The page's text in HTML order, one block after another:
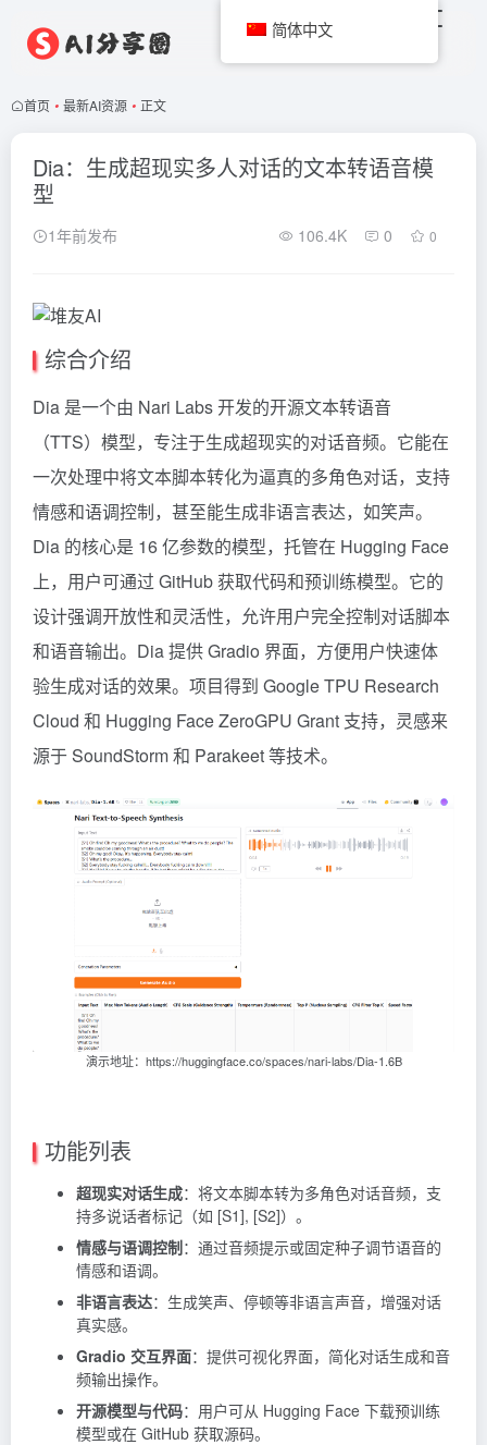
首页 • 最新AI资源 • 正文
Dia：生成超现实多人对话的文本转语音模
型
1年前发布 106.4K 0 0
综合介绍
Dia 是一个由 Nari Labs 开发的开源文本转语音
（TTS）模型，专注于生成超现实的对话音频。它能在
一次处理中将文本脚本转化为逼真的多角色对话，支持
情感和语调控制，甚至能生成非语言表达，如笑声。
Dia 的核心是 16 亿参数的模型，托管在 Hugging Face
上，用户可通过 GitHub 获取代码和预训练模型。它的
设计强调开放性和灵活性，允许用户完全控制对话脚本
和语音输出。Dia 提供 Gradio 界面，方便用户快速体
验生成对话的效果。项目得到 Google TPU Research
Cloud 和 Hugging Face ZeroGPU Grant 支持，灵感来
源于 SoundStorm 和 Parakeet 等技术。
演示地址：https://huggingface.co/spaces/nari-labs/Dia-1.6B
功能列表
超现实对话生成：将文本脚本转为多角色对话音频，支
持多说话者标记（如 [S1], [S2]）。
情感与语调控制：通过音频提示或固定种子调节语音的
情感和语调。
非语言表达：生成笑声、停顿等非语言声音，增强对话
真实感。
Gradio 交互界面：提供可视化界面，简化对话生成和音
频输出操作。
开源模型与代码：用户可从 Hugging Face 下载预训练
模型或在 GitHub 获取源码。
简体中文